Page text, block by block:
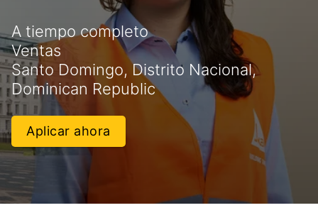
A tiempo completo
Ventas
Santo Domingo, Distrito Nacional,
Dominican Republic
Aplicar ahora